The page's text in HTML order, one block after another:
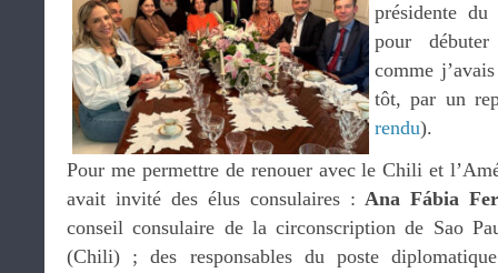
présidente
pour débuter
comme
tôt, par un
rendu).
Pour me permettre de renouer avec le Chili et
avait invité des élus consulaires :Ana Fábia
conseil consulaire de la circonscription de Sao
(Chili) ; des responsables du poste